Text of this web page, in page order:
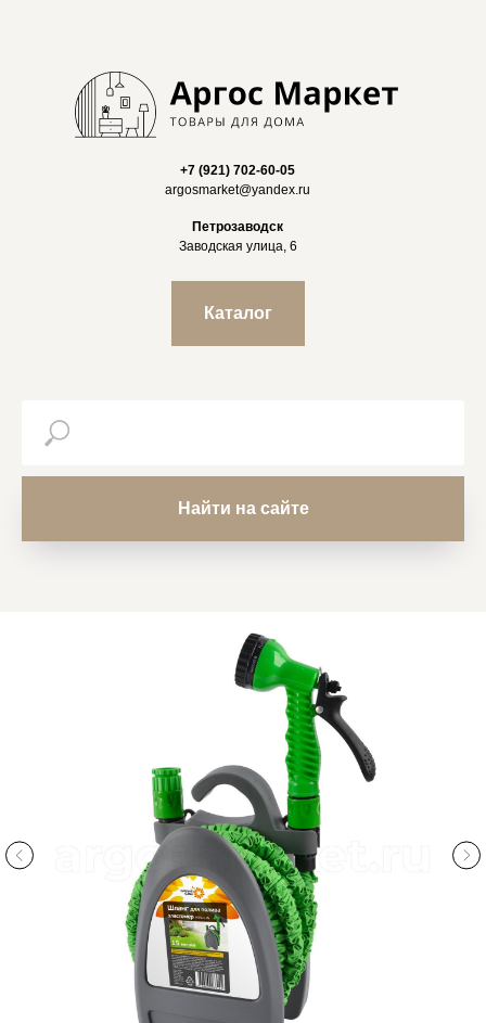
+7 (921) 702-60-05
argosmarket@yandex.ru
Петрозаводск
Заводская улица, 6
Каталог
Найти на сайте